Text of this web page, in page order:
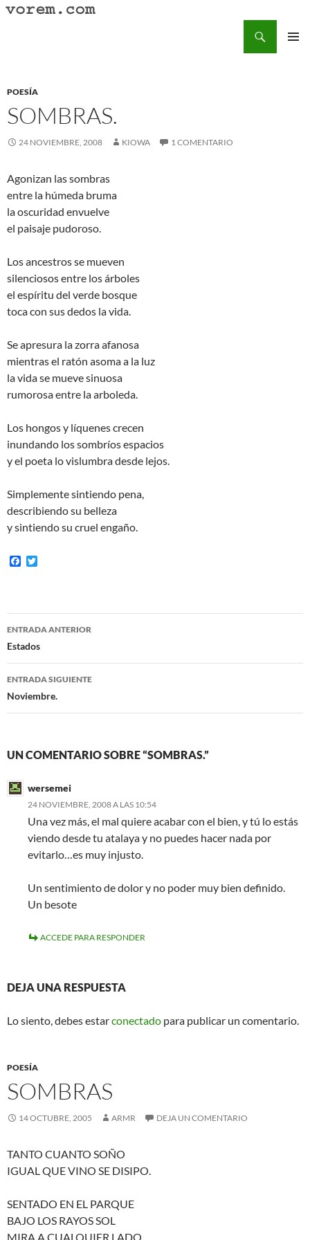
Saltar
POESÍA
SOMBRAS.
24 NOVIEMBRE, 2008 KIOWA 1 COMENTARIO
Agonizan las sombras
entre la húmeda bruma
la oscuridad envuelve
el paisaje pudoroso.
Los ancestros se mueven
silenciosos entre los árboles
el espíritu del verde bosque
toca con sus dedos la vida.
Se apresura la zorra afanosa
mientras el ratón asoma a la luz
la vida se mueve sinuosa
rumorosa entre la arboleda.
Los hongos y líquenes crecen
inundando los sombríos espacios
y el poeta lo vislumbra desde lejos.
Simplemente sintiendo pena,
describiendo su belleza
y sintiendo su cruel engaño.
F
o
o
e
r
Navegación
de
entradas
ENTRADA ANTERIOR
Estados
ENTRADA SIGUIENTE
Noviembre.
UN COMENTARIO SOBRE “SOMBRAS.”
wersemei
24 NOVIEMBRE, 2008 A LAS 10:54
Una vez más, el mal quiere acabar con el bien, y tú lo estás
viendo desde tu atalaya y no puedes hacer nada por
evitarlo…es muy injusto.
Un sentimiento de dolor y no poder muy bien definido.
Un besote
ACCEDE PARA RESPONDER
DEJA UNA RESPUESTA
Lo siento, debes estarconectado para publicar un comentario.
POESÍA
SOMBRAS
14 OCTUBRE, 2005 ARMR DEJA UN COMENTARIO
TANTO CUANTO SOÑO
IGUAL QUE VINO SE DISIPO.
SENTADO EN EL PARQUE
BAJO LOS RAYOS SOL
MIRA A CUALQUIER LADO